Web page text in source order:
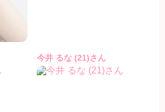
今井 るな (21)さん